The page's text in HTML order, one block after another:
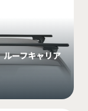
ルーフキャリア